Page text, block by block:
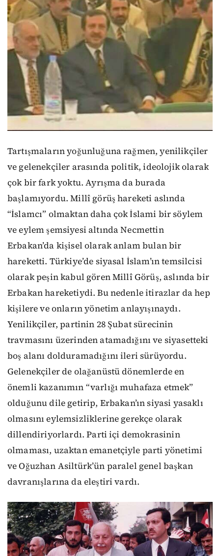
Tartışmaların yoğunluğuna rağmen, yenilikçiler
ve gelenekçiler arasında politik, ideolojik olarak
çok bir fark yoktu. Ayrışma da burada
başlamıyordu. Millî görüş hareketi aslında
“İslamcı” olmaktan daha çok İslami bir söylem
ve eylem şemsiyesi altında Necmettin
Erbakan’da kişisel olarak anlam bulan bir
hareketti. Türkiye’de siyasal İslam’ın temsilcisi
olarak peşin kabul gören Millî Görüş, aslında bir
Erbakan hareketiydi. Bu nedenle itirazlar da hep
kişilere ve onların yönetim anlayışınaydı.
Yenilikçiler, partinin 28 Şubat sürecinin
travmasını üzerinden atamadığını ve siyasetteki
boş alanı dolduramadığını ileri sürüyordu.
Gelenekçiler de olağanüstü dönemlerde en
önemli kazanımın “varlığı muhafaza etmek”
olduğunu dile getirip, Erbakan’ın siyasi yasaklı
olmasını eylemsizliklerine gerekçe olarak
dillendiriyorlardı. Parti içi demokrasinin
olmaması, uzaktan emanetçiyle parti yönetimi
ve Oğuzhan Asiltürk’ün paralel genel başkan
davranışlarına da eleştiri vardı.